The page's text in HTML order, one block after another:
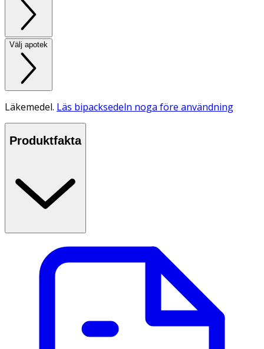
Välj apotek
Läkemedel. Läs bipacksedeln noga före användning
Produktfakta